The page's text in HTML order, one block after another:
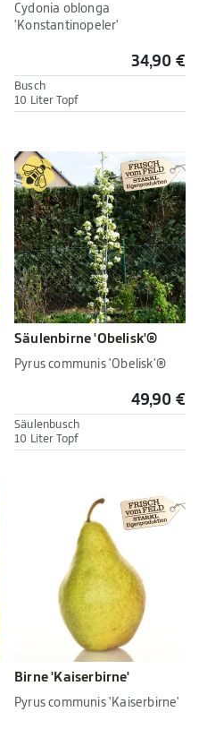
Cydonia oblonga
'Konstantinopeler'
34,90 €
Busch
10 Liter Topf
Säulenbirne 'Obelisk'®
Pyrus communis 'Obelisk'®
49,90 €
Säulenbusch
10 Liter Topf
Birne 'Kaiserbirne'
Pyrus communis 'Kaiserbirne'